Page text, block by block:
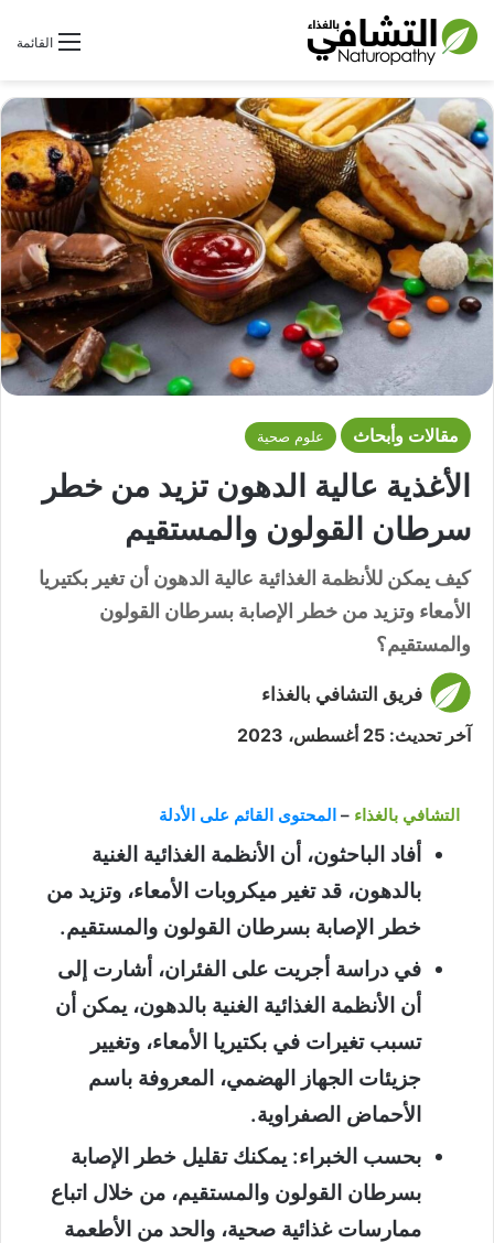
القائمةبحث عن
مقالات وأبحاث علوم صحية
الأغذية عالية الدهون تزيد من خطر
سرطان القولون والمستقيم
كيف يمكن للأنظمة الغذائية عالية الدهون أن تغير بكتيريا
الأمعاء وتزيد من خطر الإصابة بسرطان القولون
والمستقيم؟
فريق التشافي بالغذاء
آخر تحديث: 25 أغسطس، 2023
التشافي بالغذاء – المحتوى القائم على الأدلة
أفاد الباحثون، أن الأنظمة الغذائية الغنية
بالدهون، قد تغير ميكروبات الأمعاء، وتزيد من
خطر الإصابة بسرطان القولون والمستقيم.
في دراسة أجريت على الفئران، أشارت إلى
أن الأنظمة الغذائية الغنية بالدهون، يمكن أن
تسبب تغيرات في بكتيريا الأمعاء، وتغيير
جزيئات الجهاز الهضمي، المعروفة باسم
الأحماض الصفراوية.
بحسب الخبراء: يمكنك تقليل خطر الإصابة
بسرطان القولون والمستقيم، من خلال اتباع
ممارسات غذائية صحية، والحد من الأطعمة